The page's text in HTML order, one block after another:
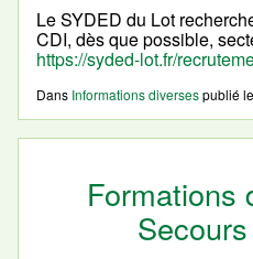
Le SYDED du Lot
CDI, dès que possible,
https://syded-lot.fr/
Dans Informations diversespublié le
Formations